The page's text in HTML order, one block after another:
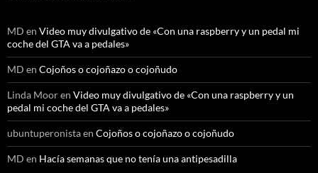
MD en Video muy divulgativo de «Con una raspberry y un pedal mi
coche del GTA va a pedales»
MD en Cojoños o cojoñazo o cojoñudo
Linda Mooren Video muy divulgativo de «Con una raspberry y un
pedal mi coche del GTA va a pedales»
ubuntuperonistaen Cojoños o cojoñazo o cojoñudo
MD en Hacía semanas que no tenía una antipesadilla